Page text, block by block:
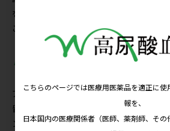
を図書館で読み漁っていたという、少し
ごしたように思います。
尿酸の臨床研究との関わり
医学部卒業後は、研修医として経験を
アドバイスもあって2010年４月から慶應
留学をしました。そこでは５年間、iPS細
ングの研究に取り組み、学位を取得しま